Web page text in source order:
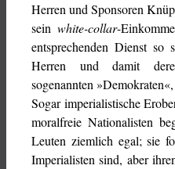
Herren und Sponsoren
sein white-collar-
entsprechenden Dienst so
Herren und damit
sogenannten
Sogar imperialistische
moralfreie Nationalisten
Leuten ziemlich egal; sie
Imperialisten sind, aber